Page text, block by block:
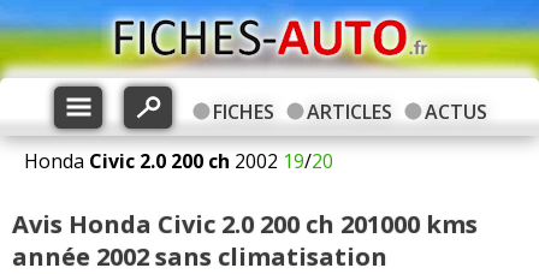
FICHES ARTICLES
ACTUS
Honda Civic 2.0 200 ch 2002 19/20
Avis Honda Civic 2.0 200 ch 201000 kms
année 2002 sans climatisation